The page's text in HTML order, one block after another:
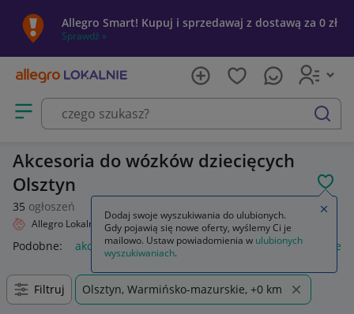
Allegro Smart! Kupuj i sprzedawaj z dostawą za 0 zł
Sprawdź »
Otwórz menu z kategoriami
szukaj
Akcesoria do wózków dziecięcych
Olsztyn
35 ogłoszeń
Allegro Lokalnie Dziecko Wózki Akcesoria
Podobne: akcesoria akcesoria wędkarskie akcesoria
Filtruj Olsztyn, Warmińsko-mazurskie, +0 km
Dodaj swoje wyszukiwania do ulubionych.
Gdy pojawią się nowe oferty, wyślemy Ci je
mailowo. Ustaw powiadomienia w ulubionych
wyszukiwaniach.